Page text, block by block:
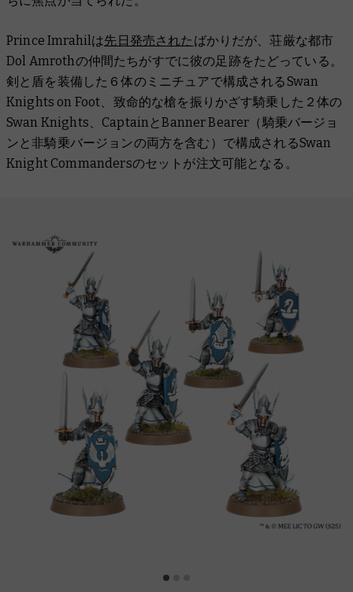
Prince Imrahilは先日発売された ばかりだが、荘厳な都市
Dol Amrothの仲間たちがすでに彼の足跡をたどっている。
剣と盾を装備した６体のミニチュアで構成されるSwan
Knights on Foot、致命的な槍を振りかざす騎乗した２体の
Swan Knights、CaptainとBanner Bearer（騎乗バージョ
ンと非騎乗バージョンの両方を含む）で構成されるSwan
Knight Commandersのセットが注文可能となる。